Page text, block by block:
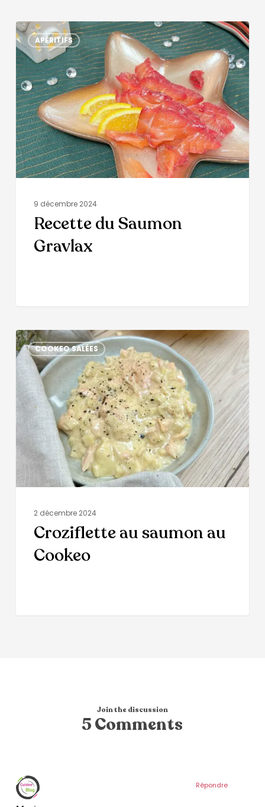
APÉRITIFS
9 décembre 2024
Recette du Saumon
Gravlax
COOKEO SALÉES
2 décembre 2024
Croziflette au saumon au
Cookeo
Join the discussion
5 Comments
Répondre